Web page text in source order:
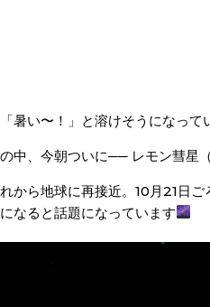
暑い〜！」と溶けそうになって
中、 今朝ついに── レモン彗星
から地球に再接近。 10月21日ご
なると話題になっています